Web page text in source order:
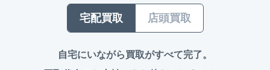
宅配買取 店頭買取
自宅にいながら買取がすべて完了。